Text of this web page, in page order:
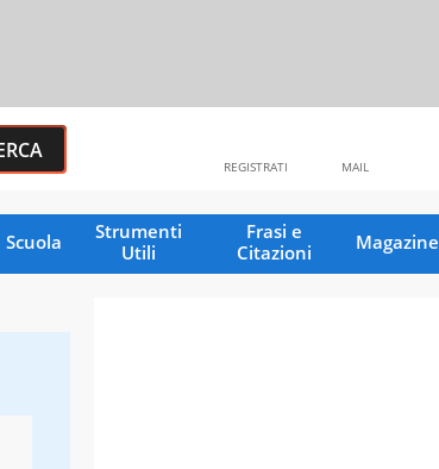
MAIL
REGISTRATI
Scuola
Strumenti
Utili
Frasi e
Citazioni
Magazine